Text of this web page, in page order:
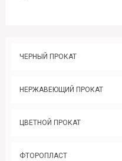
ЧЕРНЫЙ ПРОКАТ
НЕРЖАВЕЮЩИЙ ПРОКАТ
ЦВЕТНОЙ ПРОКАТ
ФТОРОПЛАСТ